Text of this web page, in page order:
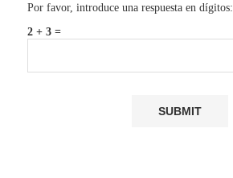
Por favor, introduce una respuesta en dígitos:
2 + 3 =